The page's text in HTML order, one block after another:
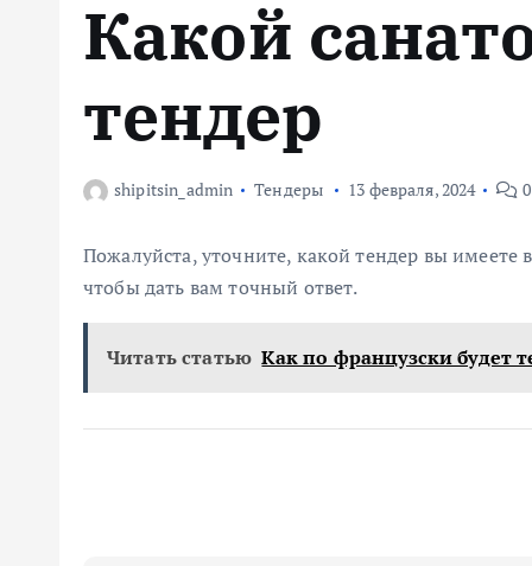
Какой
тендер
shipitsin_admin Тендеры 13 февраля, 2024
Пожалуйста, уточните, какой тендер вы
чтобы дать вам точный ответ.
Читать статью Как по французски будет